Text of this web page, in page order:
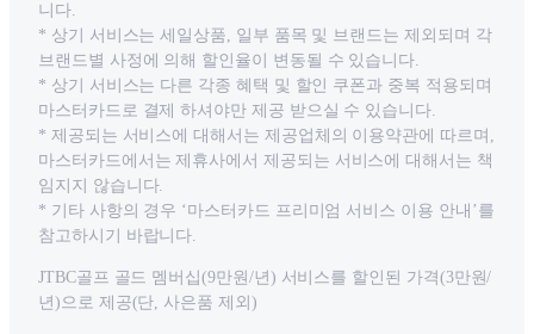
니다.
* 상기 서비스는 세일상품, 일부 품목 및 브랜드는 제외되며 각
브랜드별 사정에 의해 할인율이 변동될 수 있습니다.
* 상기 서비스는 다른 각종 혜택 및 할인 쿠폰과 중복 적용되며
마스터카드로 결제 하셔야만 제공 받으실 수 있습니다.
* 제공되는 서비스에 대해서는 제공업체의 이용약관에 따르며,
마스터카드에서는 제휴사에서 제공되는 서비스에 대해서는 책
임지지 않습니다.
* 기타 사항의 경우 ‘마스터카드 프리미엄 서비스 이용 안내’를
참고하시기 바랍니다.
JTBC골프 골드 멤버십(9만원/년) 서비스를 할인된 가격(3만원/
년)으로 제공(단, 사은품 제외)